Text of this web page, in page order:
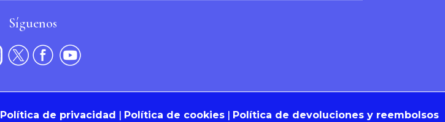
Síguenos
Política de privacidad | Política de cookies| Política de devoluciones y reembolsos